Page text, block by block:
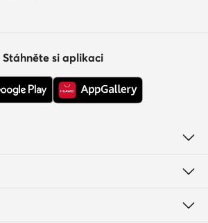
Stáhněte si aplikaci